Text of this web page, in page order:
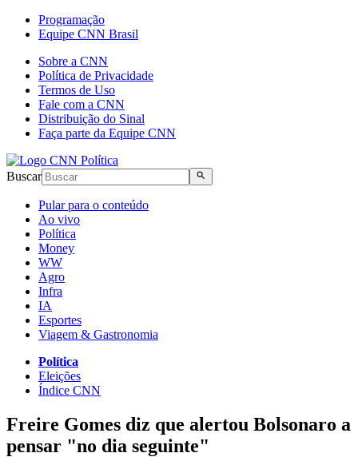
Programação
Equipe CNN Brasil
Sobre a CNN
Política de Privacidade
Termos de Uso
Fale com a CNN
Distribuição do Sinal
Faça parte da Equipe CNN
Buscar
Pular para o conteúdo
Ao vivo
Política
Money
WW
Agro
Infra
IA
Esportes
Viagem & Gastronomia
Política
Eleições
Índice CNN
Freire Gomes diz que alertou Bolsonaro a
pensar "no dia seguinte"